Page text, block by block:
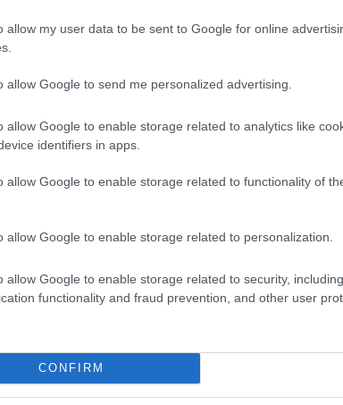
allow my user data to be sent to Google for online
allow Google to send me personalized advertising.
allow Google to enable storage related to analytics like
identifiers in apps.
allow Google to enable storage related to functionality of
allow Google to enable storage related to personalization.
allow Google to enable storage related to security, including
functionality and fraud prevention, and other user
CONFIRM
a 2020-as évre készített előrejelzésében
Magyarország távozik az Európai Unióból."
bank? Ki hallott róla, mekkora a súlya?
szarságait hordozzátok körbe
negatív?
a formában, a megalapításakor és a mi
arról, ami most folyik, a britek sem
VÁLASZ ERRE